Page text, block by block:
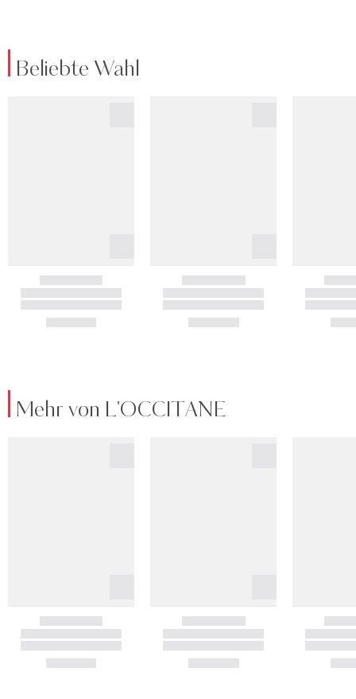
Beliebte Wahl
Mehr von L'OCCITANE